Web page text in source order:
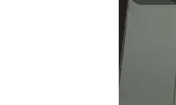
Play
Video